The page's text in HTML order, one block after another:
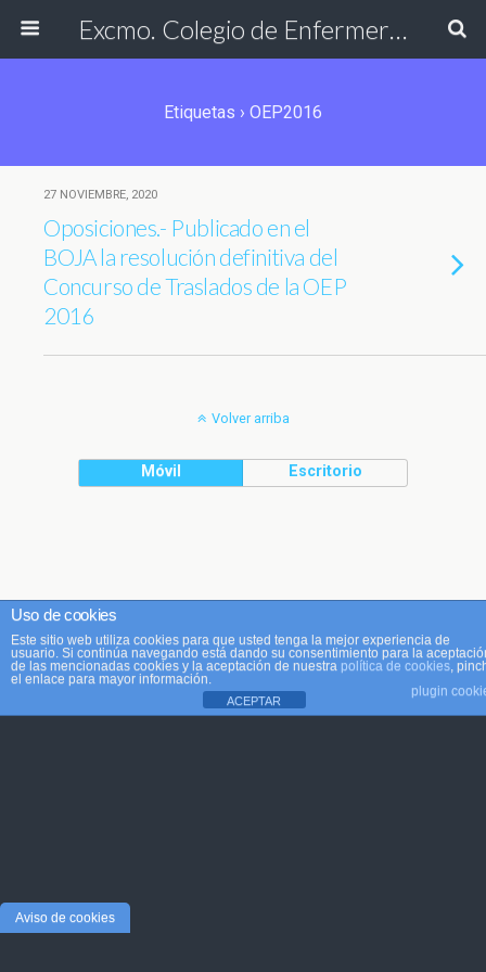
Excmo. Colegio de Enfermería de Cádiz
Etiquetas › OEP2016
27 NOVIEMBRE, 2020
Oposiciones.- Publicado en el
BOJA la resolución definitiva del
Concurso de Traslados de la OEP
2016
Volver arriba
Móvil Escritorio
Uso de cookies
Este sitio web utiliza cookies para que usted tenga la mejor experiencia de
usuario. Si continúa navegando está dando su consentimiento para la
de las mencionadas cookies y la aceptación de nuestra política de cookies,
el enlace para mayor información.
plugin
ACEPTAR
Aviso de cookies